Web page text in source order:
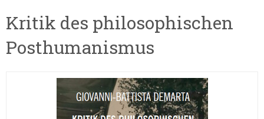
Kritik des philosophischen
Posthumanismus